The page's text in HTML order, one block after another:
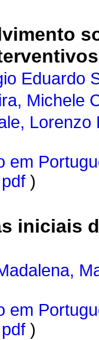
Eduardo
Michele
Lorenzo
em
pdf )
iniciais
em
pdf )